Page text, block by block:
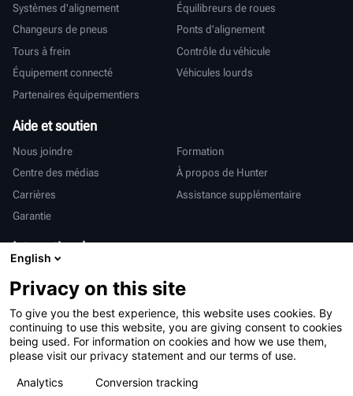
Systèmes d'alignement
Équilibreurs de roues
Changeurs de pneus
Ponts d'alignement
Tours à frein
Contrôle du véhicule
Équipement connecté
Véhicules lourds
Partenaires équipementiers
Aide et soutien
Nous joindre
Formation
Centre des médias
À propos de Hunter
Carrières
Assistance supplémentaire
Garantie
International
亨特中国
English
Privacy on this site
To give you the best experience, this website uses cookies. By
continuing to use this website, you are giving consent to cookies
being used. For information on cookies and how we use them,
please visit our privacy statement and our terms of use.
Analytics
Conversion tracking